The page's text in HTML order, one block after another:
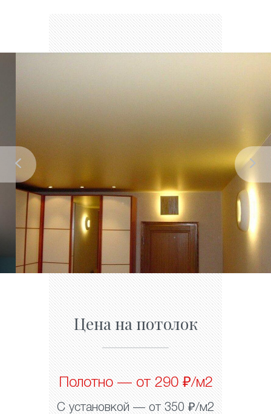
Цена на потолок
Полотно — от 290 ₽/м2
С установкой — от 350 ₽/м2